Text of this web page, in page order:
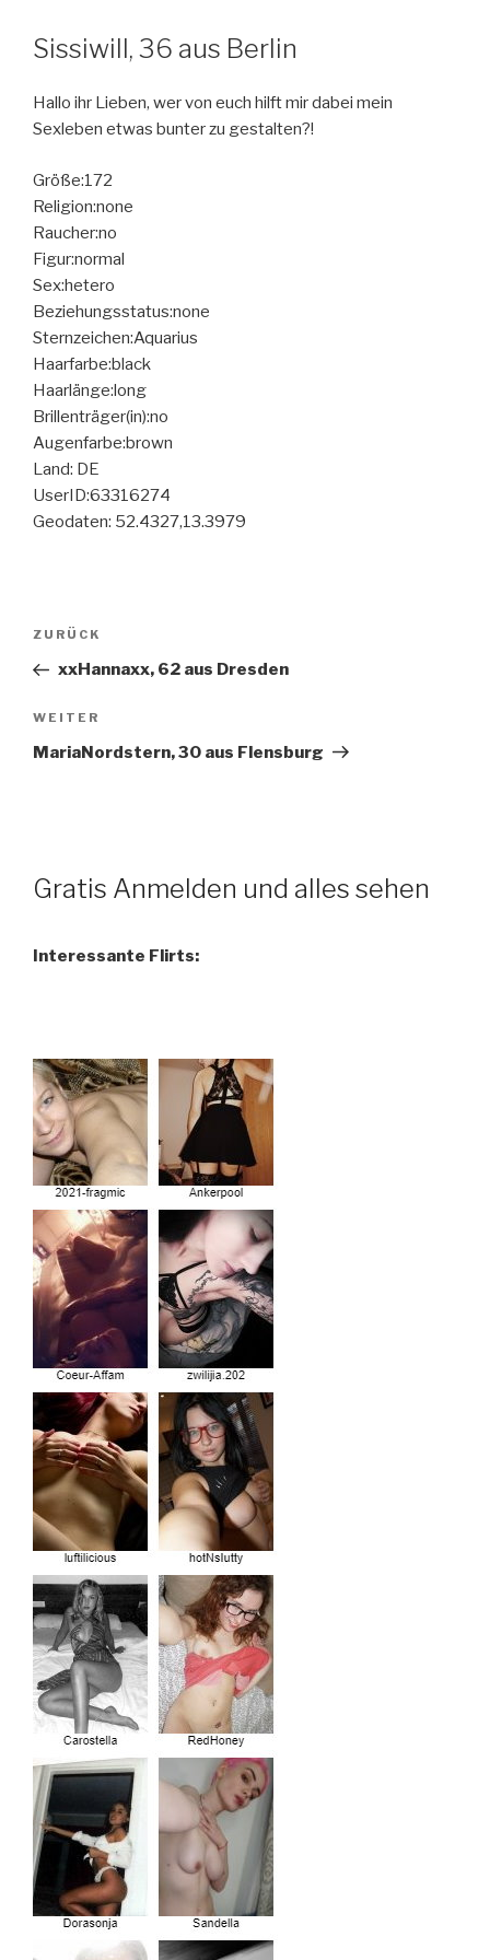
Sissiwill, 36 aus Berlin
Hallo ihr Lieben, wer von euch hilft mir dabei mein
Sexleben etwas bunter zu gestalten?!
Größe:172
Religion:none
Raucher:no
Figur:normal
Sex:hetero
Beziehungsstatus:none
Sternzeichen:Aquarius
Haarfarbe:black
Haarlänge:long
Brillenträger(in):no
Augenfarbe:brown
Land: DE
UserID:63316274
Geodaten: 52.4327,13.3979
Beitragsnavigation
Vorheriger
Beitrag
ZURÜCK
xxHannaxx, 62 aus Dresden
Nächster
Beitrag
WEITER
MariaNordstern, 30 aus Flensburg
Gratis Anmelden und alles sehen
Interessante Flirts: